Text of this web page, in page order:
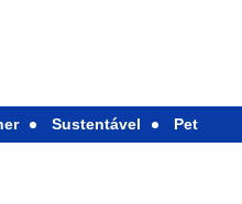
Sustentável Pet